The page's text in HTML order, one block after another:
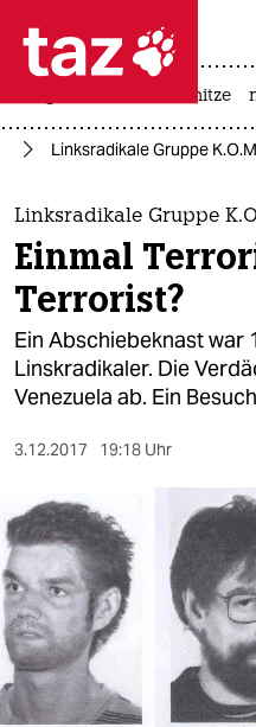
 taz
taz zahl
themen
politik
öko
gesellschaft
berlin
nord
wahrheit
verlag
hitze
Linksradikale Gruppe
Linksradikale Gruppe
Einmal
Terrorist?
Ein Abschiebeknast war
Linskradikaler. Die
Venezuela ab. Ein
3.12.2017 19:18 Uhr